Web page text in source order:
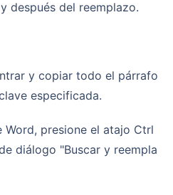
después del reemplazo.
especificada.
diálogo "Buscar y reempla